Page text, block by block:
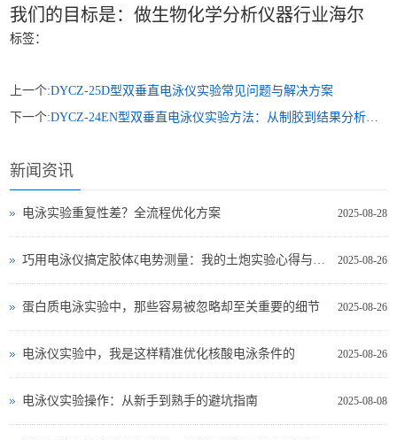
我们的目标是：做生物化学分析仪器行业海尔
标签：
上一个:DYCZ-25D型双垂直电泳仪实验常见问题与解决方案
下一个:DYCZ-24EN型双垂直电泳仪实验方法：从制胶到结果分析的实操指南
新闻资讯
2025-08-28
电泳实验重复性差？全流程优化方案
2025-08-26
巧用电泳仪搞定胶体ζ电势测量：我的土炮实验心得与翻车实录
2025-08-26
蛋白质电泳实验中，那些容易被忽略却至关重要的细节
2025-08-26
电泳仪实验中，我是这样精准优化核酸电泳条件的
2025-08-08
电泳仪实验操作：从新手到熟手的避坑指南